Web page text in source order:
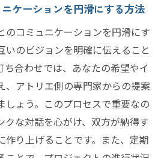
ケーションを円滑にする方法
のコミュニケーションを円滑にす
いのビジョンを明確に伝えること
ち合わせでは、あなたの希望やイ
、アトリエ側の専門家からの提案
しょう。このプロセスで重要なの
クな対話を心がけ、双方が納得す
作り上げることです。また、定期